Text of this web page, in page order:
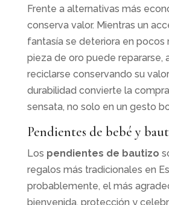
Frente a alternativas más
conserva valor. Mientras un
fantasía se deteriora en pocos
pieza de oro puede repararse,
reciclarse conservando su
durabilidad convierte la
sensata, no solo en un gesto
Pendientes de bebé y
Los pendientes de bautizo
regalos más tradicionales en
probablemente, el más
bienvenida, protección y